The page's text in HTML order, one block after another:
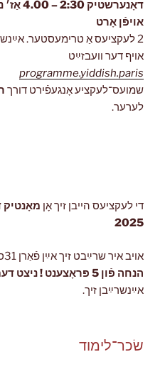
דאָנערשטיק 2:30 – 4.00 אַז׳ נאָך מיטאָג פּאַריזער צײַט
אויפֿן אָרט
2 לעקציעס אַ טרימעסטער.
אויף דער וועבזײַט
programme.yiddish.paris
שמועס־לעקציע אָנגעפֿירט דורך
לערער.
די לעקציעס הייבן זיך אָן
2025
אויב איר שרײַבט זיך אײַן פֿאַרן 31סטן יולי 2025, וועט איר קריגן
הנחה פֿון 5 פּראָצענט ! ניצט דעם קאָד SHOYN
אײַנשרײַבן זיך.
שׂכר־לימוד